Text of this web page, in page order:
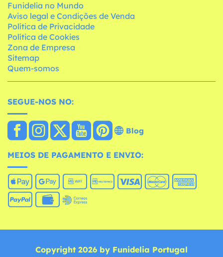
Funidelia no Mundo
Aviso legal e Condições de Venda
Política de Privacidade
Política de Cookies
Zona de Empresa
Sitemap
Quem-somos
SEGUE-NOS NO:
Blog
MEIOS DE PAGAMENTO E ENVIO:
Copyright 2026 by Funidelia Portugal